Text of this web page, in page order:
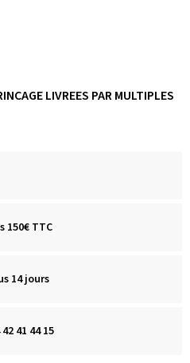
LIVREES PAR MULTIPLES
150€ TTC
14 jours
41 44 15